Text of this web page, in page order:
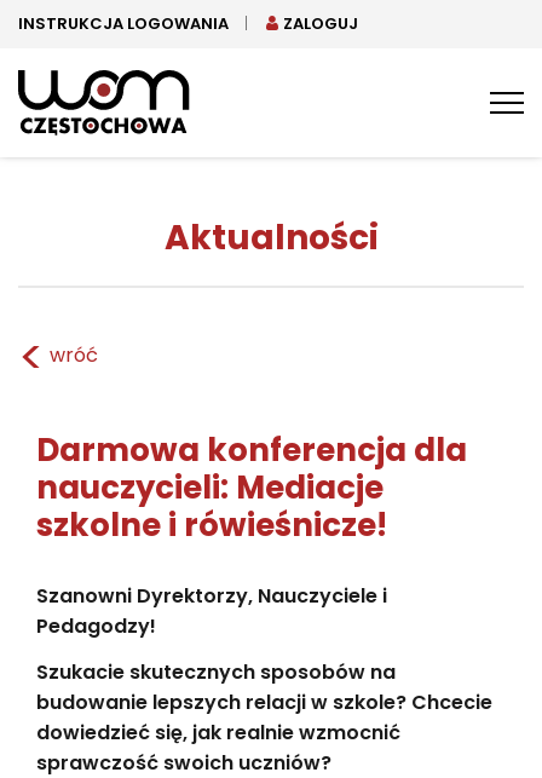
INSTRUKCJA LOGOWANIA ZALOGUJ
Aktualności
< wróć
Darmowa konferencja dla
nauczycieli: Mediacje
szkolne i rówieśnicze!
Szanowni Dyrektorzy, Nauczyciele i
Pedagodzy!
Szukacie skutecznych sposobów na
budowanie lepszych relacji w szkole? Chcecie
dowiedzieć się, jak realnie wzmocnić
sprawczość swoich uczniów?